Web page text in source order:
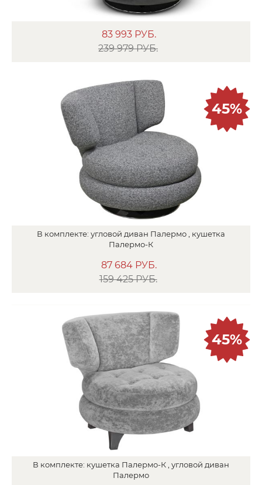
83 993 РУБ.
239 979 РУБ.
В комплекте: угловой диван Палермо , кушетка
Палермо-К
87 684 РУБ.
159 425 РУБ.
45%
В комплекте: кушетка Палермо-К , угловой диван
Палермо
45%